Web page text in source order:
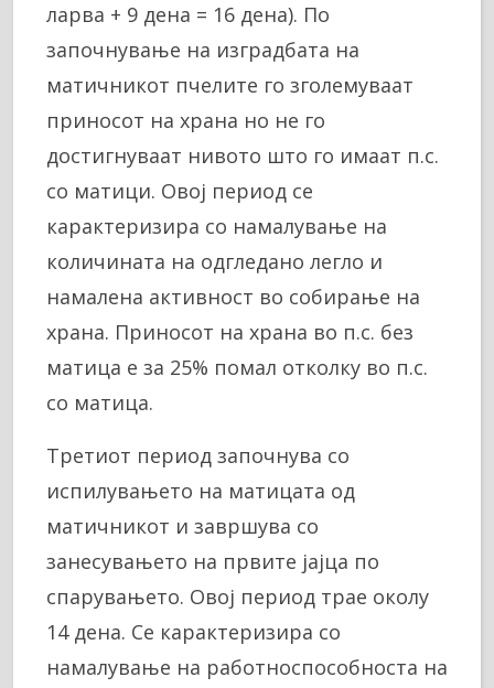
ларва + 9 дена = 16 дена). По
започнување на изградбата на
матичникот пчелите го зголемуваат
приносот на храна но не го
достигнуваат нивото што го имаат п.с.
со матици. Овој период се
карактеризира со намалување на
количината на одгледано легло и
намалена активност во собирање на
храна. Приносот на храна во п.с. без
матица е за 25% помал отколку во п.с.
со матица.
Третиот период започнува со
испилувањето на матицата од
матичникот и завршува со
занесувањето на првите јајца по
спарувањето. Овој период трае околу
14 дена. Се карактеризира со
намалување на работноспособноста на